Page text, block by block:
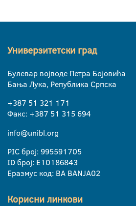
Универзитетски град
Булевар војводе Петра Бојовића
Бања Лука, Република Српска
+387 51 321 171
Факс: +387 51 315 694
info@unibl.org
PIC број: 995591705
ID број: E10186843
Еразмус код: BA BANJA02
Корисни линкови